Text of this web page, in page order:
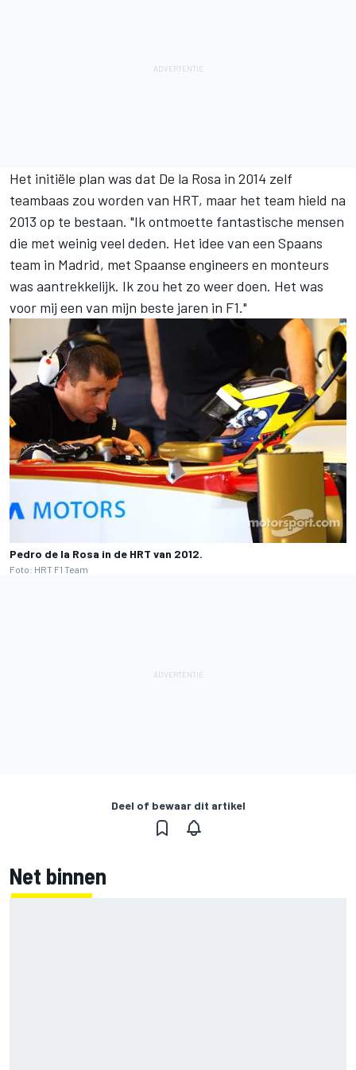
Het initiële plan was dat De la Rosa in 2014 zelf
teambaas zou worden van HRT, maar het team hield na
2013 op te bestaan. "Ik ontmoette fantastische mensen
die met weinig veel deden. Het idee van een Spaans
team in Madrid, met Spaanse engineers en monteurs
was aantrekkelijk. Ik zou het zo weer doen. Het was
voor mij een van mijn beste jaren in F1."
Pedro de la Rosa in de HRT van 2012.
Foto: HRT F1 Team
Deel of bewaar dit artikel
Net binnen